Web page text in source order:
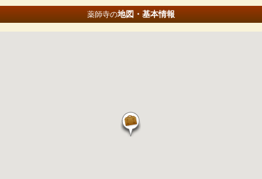
薬師寺の地図・基本情報